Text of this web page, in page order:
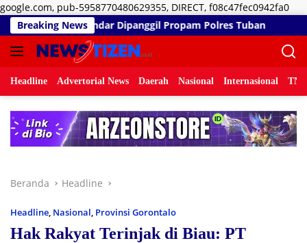
google.com, pub-5958770480629355, DIRECT, f08c47fec0942fa0
Breaking News
Propam Polres Tuban Redam Polemik di SDN 8
Headline Advertorial News Daerah Nasional Internasional
Beranda Headline
Headline, Nasional, Provinsi Gorontalo
Hak Rakyat Terinjak di Biau: PT